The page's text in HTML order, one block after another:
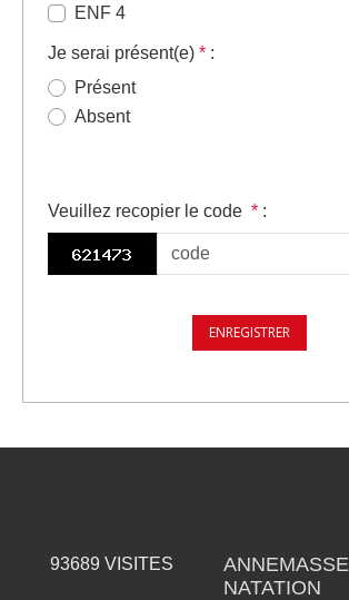
ENF 4
Je serai présent(e) * :
Présent
Absent
Veuillez recopier le code * :
93689 VISITES
ANNEMASSE
NATATION